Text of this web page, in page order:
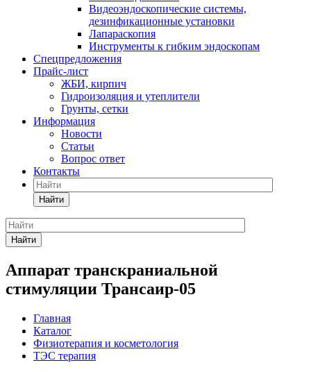
Видеоэндоскопические системы,
дезинфикационные установки
Лапараскопия
Инструменты к гибким эндоскопам
Спецпредложения
Прайс-лист
ЖБИ, кирпич
Гидроизоляция и утеплители
Грунты, сетки
Информация
Новости
Статьи
Вопрос ответ
Контакты
Найти
Найти
Аппарат транскраниальной
стимуляции Трансаир-05
Главная
Каталог
Физиотерапия и косметология
ТЭС терапия